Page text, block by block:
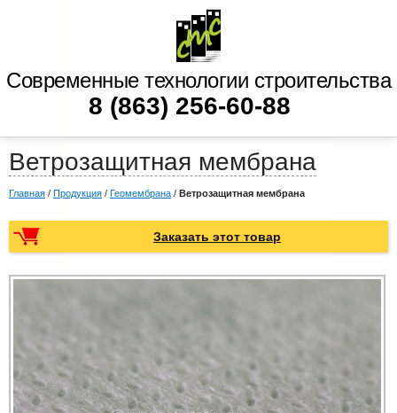
Современные технологии строительства
8 (863) 256-60-88
Ветрозащитная мембрана
Главная / Продукция / Геомембрана / Ветрозащитная мембрана
Заказать этот товар